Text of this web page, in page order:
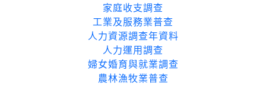
家庭收支調查
工業及服務業普查
人力資源調查年資料
人力運用調查
婦女婚育與就業調查
農林漁牧業普查